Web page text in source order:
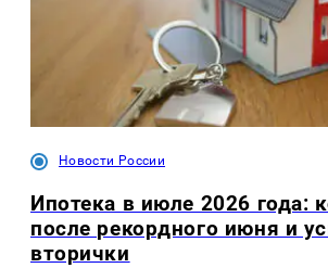
Новости России
Ипотека в июле 2026 года:
после рекордного июня и
вторички